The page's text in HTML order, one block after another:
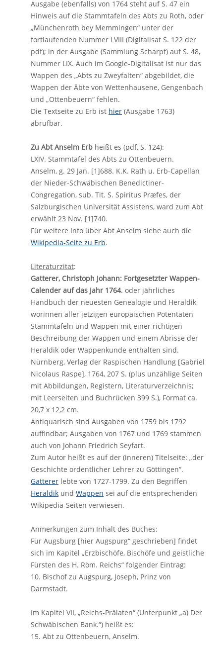
Ausgabe (ebenfalls) von 1764 steht auf S. 47 ein
Hinweis auf die Stammtafeln des Abts zu Roth, oder
„Münchenroth bey Memmingen“ unter der
fortlaufenden Nummer LVIII (Digitalisat S. 122 der
pdf); in der Ausgabe (Sammlung Scharpf) auf S. 48,
Nummer LIX. Auch im Google-Digitalisat ist nur das
Wappen des „Abts zu Zweyfalten“ abgebildet, die
Wappen der Äbte von Wettenhausene, Gengenbach
und „Ottenbeuern“ fehlen.
Die Textseite zu Erb ist hier (Ausgabe 1763)
abrufbar.
Zu Abt Anselm Erb heißt es (pdf, S. 124):
LXIV. Stammtafel des Abts zu Ottenbeuern.
Anselm, g. 29 Jan. [1]688. K.K. Rath u. Erb-Capellan
der Nieder-Schwäbischen Benedictiner-
Congregation, sub. Tit. S. Spiritus Præfes, der
Salzburgischen Universität Assistens, ward zum Abt
erwählt 23 Nov. [1]740.
Für weitere Info über Abt Anselm siehe auch die
Wikipedia-Seite zu Erb.
Literaturzitat:
Gatterer, Christoph Johann: Fortgesetzter Wappen-
Calender auf das Jahr 1764. oder jährliches
Handbuch der neuesten Genealogie und Heraldik
worinnen aller jetzigen europäischen Potentaten
Stammtafeln und Wappen mit einer richtigen
Beschreibung der Wappen und einem Abrisse der
Heraldik oder Wappenkunde enthalten sind.
Nürnberg, Verlag der Raspischen Handlung [Gabriel
Nicolaus Raspe], 1764, 207 S. (plus unzählige Seiten
mit Abbildungen, Registern, Literaturverzeichnis;
mit Leerseiten und Buchrücken 399 S.), Format ca.
20,7 x 12,2 cm.
Antiquarisch sind Ausgaben von 1759 bis 1792
auffindbar; Ausgaben von 1767 und 1769 stammen
auch von Johann Friedrich Seyfart.
Zum Autor heißt es auf der (inneren) Titelseite: „der
Geschichte ordentlicher Lehrer zu Göttingen“.
Gatterer lebte von 1727-1799. Zu den Begriffen
Heraldik und Wappen sei auf die entsprechenden
Wikipedia-Seiten verwiesen.
Anmerkungen zum Inhalt des Buches:
Für Augsburg [hier Augspurg“ geschrieben] findet
sich im Kapitel „Erzbischöfe, Bischöfe und geistliche
Fürsten des H. Röm. Reichs“ folgender Eintrag:
10. Bischof zu Augspurg, Joseph, Prinz von
Darmstadt.
Im Kapitel VII, „Reichs-Prälaten“ (Unterpunkt „a) Der
Schwäbischen Bank.“) heißt es:
15. Abt zu Ottenbeuern, Anselm.